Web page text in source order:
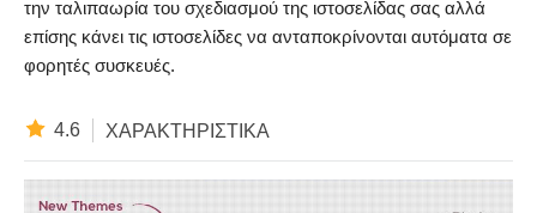
την ταλιπαωρία του σχεδιασμού της ιστοσελίδας σας αλλά
επίσης κάνει τις ιστοσελίδες να ανταποκρίνονται αυτόματα σε
φορητές συσκευές.
4.6 ΧΑΡΑΚΤΗΡΙΣΤΙΚΆ